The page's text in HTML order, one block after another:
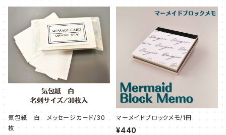
気包紙 白 メッセージカード/30
枚
マーメイドブロックメモ/1冊
¥440